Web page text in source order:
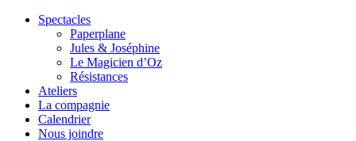
Spectacles
Paperplane
Jules & Joséphine
Le Magicien d’Oz
Résistances
Ateliers
La compagnie
Calendrier
Nous joindre